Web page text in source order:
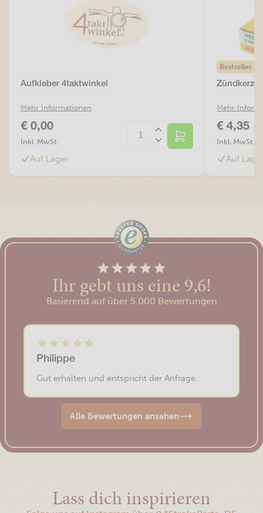
Aufkleber 4taktwinkel
Mehr Informationen
€ 0,00
Inkl. MwSt.
Auf Lager
Bestseller
Zündkerze
Mehr
€ 4,35
Inkl. MwSt.
Auf
Ihr gebt uns eine 9,6!
Basierend auf über 5.000 Bewertungen
Philippe
Gut erhalten und entspricht der Anfrage.
Alle Bewertungen ansehen
Lass dich inspirieren